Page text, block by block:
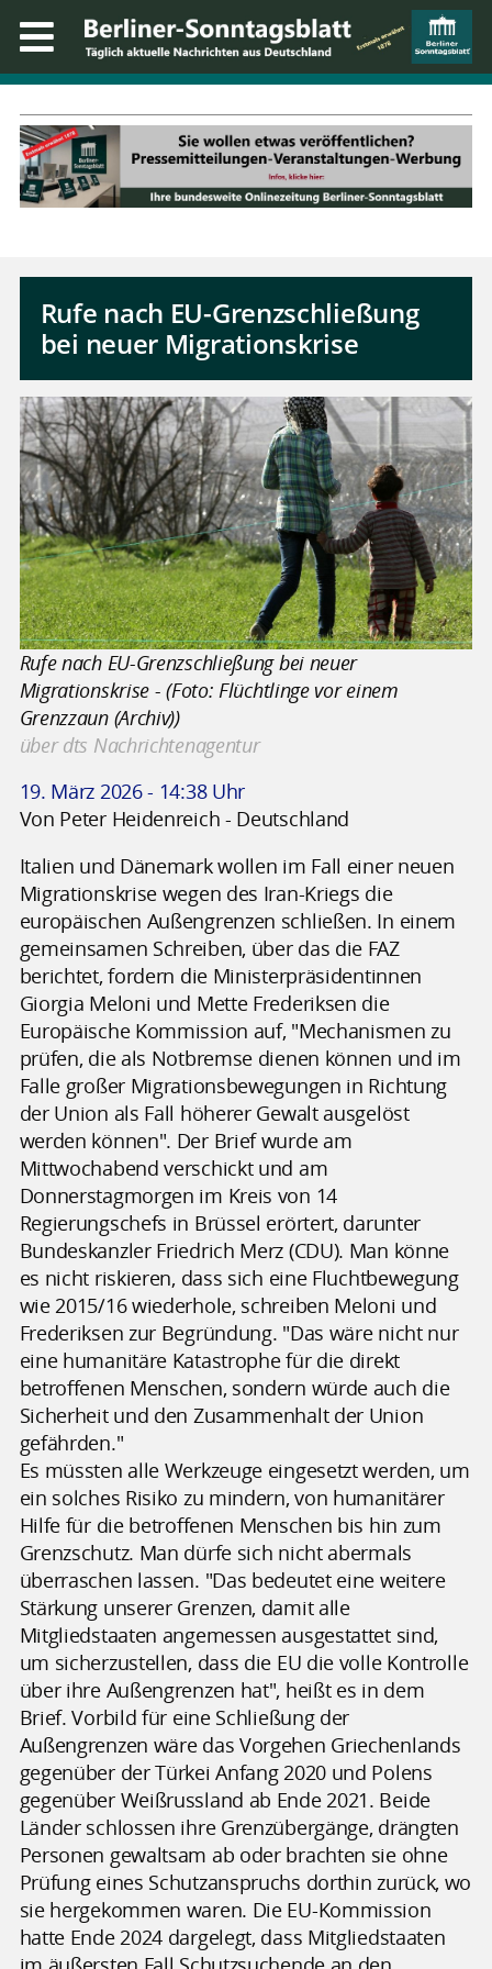
Rufe nach EU-Grenzschließung
bei neuer Migrationskrise
Rufe nach EU-Grenzschließung bei neuer
Migrationskrise - (Foto: Flüchtlinge vor einem
Grenzzaun (Archiv))
über dts Nachrichtenagentur
19. März 2026 - 14:38 Uhr
Von Peter Heidenreich - Deutschland
Italien und Dänemark wollen im Fall einer neuen
Migrationskrise wegen des Iran-Kriegs die
europäischen Außengrenzen schließen. In einem
gemeinsamen Schreiben, über das die FAZ
berichtet, fordern die Ministerpräsidentinnen
Giorgia Meloni und Mette Frederiksen die
Europäische Kommission auf, "Mechanismen zu
prüfen, die als Notbremse dienen können und im
Falle großer Migrationsbewegungen in Richtung
der Union als Fall höherer Gewalt ausgelöst
werden können". Der Brief wurde am
Mittwochabend verschickt und am
Donnerstagmorgen im Kreis von 14
Regierungschefs in Brüssel erörtert, darunter
Bundeskanzler Friedrich Merz (CDU). Man könne
es nicht riskieren, dass sich eine Fluchtbewegung
wie 2015/16 wiederhole, schreiben Meloni und
Frederiksen zur Begründung. "Das wäre nicht nur
eine humanitäre Katastrophe für die direkt
betroffenen Menschen, sondern würde auch die
Sicherheit und den Zusammenhalt der Union
gefährden."
Es müssten alle Werkzeuge eingesetzt werden, um
ein solches Risiko zu mindern, von humanitärer
Hilfe für die betroffenen Menschen bis hin zum
Grenzschutz. Man dürfe sich nicht abermals
überraschen lassen. "Das bedeutet eine weitere
Stärkung unserer Grenzen, damit alle
Mitgliedstaaten angemessen ausgestattet sind,
um sicherzustellen, dass die EU die volle Kontrolle
über ihre Außengrenzen hat", heißt es in dem
Brief. Vorbild für eine Schließung der
Außengrenzen wäre das Vorgehen Griechenlands
gegenüber der Türkei Anfang 2020 und Polens
gegenüber Weißrussland ab Ende 2021. Beide
Länder schlossen ihre Grenzübergänge, drängten
Personen gewaltsam ab oder brachten sie ohne
Prüfung eines Schutzanspruchs dorthin zurück, wo
sie hergekommen waren. Die EU-Kommission
hatte Ende 2024 dargelegt, dass Mitgliedstaaten